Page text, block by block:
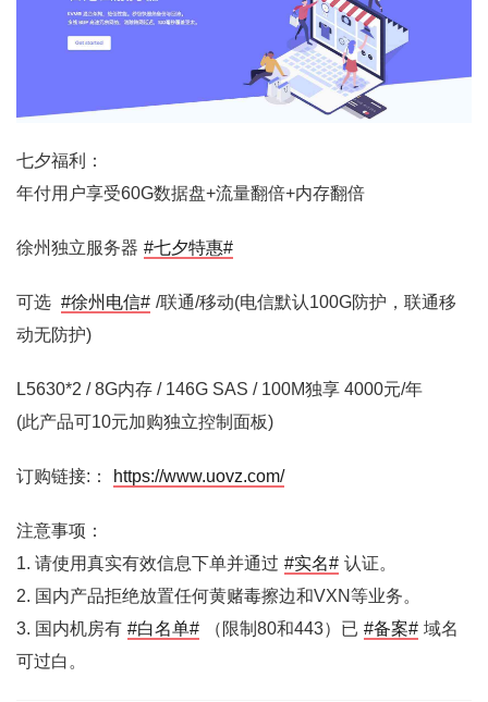
七夕福利：
年付用户享受60G数据盘+流量翻倍+内存翻倍
徐州独立服务器 #七夕特惠#
可选 #徐州电信# /联通/移动(电信默认100G防护，联通移
动无防护)
L5630*2 / 8G内存 / 146G SAS / 100M独享 4000元/年
(此产品可10元加购独立控制面板)
订购链接:： https://www.uovz.com/
注意事项：
1. 请使用真实有效信息下单并通过 #实名# 认证。
2. 国内产品拒绝放置任何黄赌毒擦边和VXN等业务。
3. 国内机房有 #白名单# （限制80和443）已 #备案# 域名
可过白。